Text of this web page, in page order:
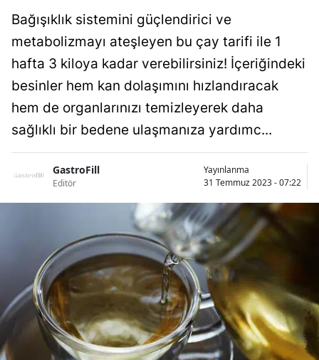
Bağışıklık sistemini güçlendirici ve
metabolizmayı ateşleyen bu çay tarifi ile 1
hafta 3 kiloya kadar verebilirsiniz! İçeriğindeki
besinler hem kan dolaşımını hızlandıracak
hem de organlarınızı temizleyerek daha
sağlıklı bir bedene ulaşmanıza yardımc...
GastroFill
Editör
Yayınlanma
31 Temmuz 2023 - 07:22